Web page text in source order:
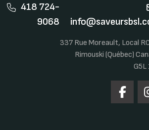
418 724-
9068
337 Rue Moreault, Local
Rimouski (Québec)
G5L